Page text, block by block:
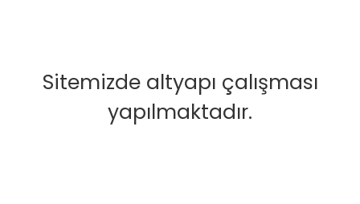
Sitemizde altyapı çalışması
yapılmaktadır.